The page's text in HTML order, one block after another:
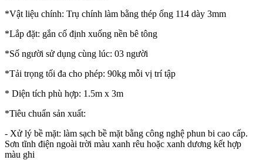
*Vật liệu chính: Trụ chính làm bằng thép ống 114 dày 3mm
*Lắp đặt: gắn cố định xuống nền bê tông
*Số người sử dụng cùng lúc: 03 người
*Tải trọng tối đa cho phép: 90kg mỗi vị trí tập
* Diện tích phù hợp: 1.5m x 3m
*Tiêu chuẩn sản xuất:
- Xử lý bề mặt: làm sạch bề mặt bằng công nghệ phun bi cao cấp.
Sơn tĩnh điện ngoài trời màu xanh rêu hoặc xanh dương kết hợp
màu ghi